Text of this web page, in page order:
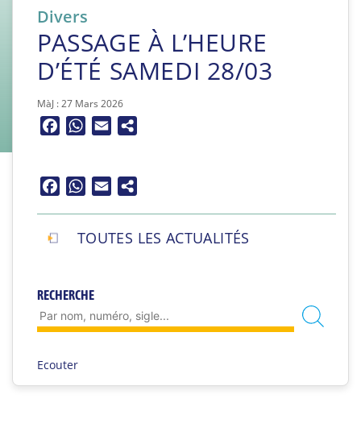
Divers
PASSAGE À L’HEURE
D’ÉTÉ SAMEDI 28/03
MàJ : 27 Mars 2026
FacebookWhatsApp
Email
FacebookWhatsApp
Email
TOUTES LES ACTUALITÉS
RECHERCHE
Ecouter